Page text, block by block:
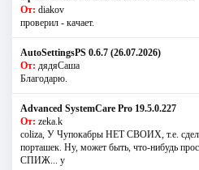
От: diakov
проверил - качает.
AutoSettingsPS 0.6.7 (26.07.2026)
От: дядяСаша
Благодарю.
Advanced SystemCare Pro 19.5.0.227
От: zeka.k
coliza, У Чупокабры НЕТ СВОИХ, т.е.
порташек. Ну, может быть, что-нибудь
СПИЖ... у